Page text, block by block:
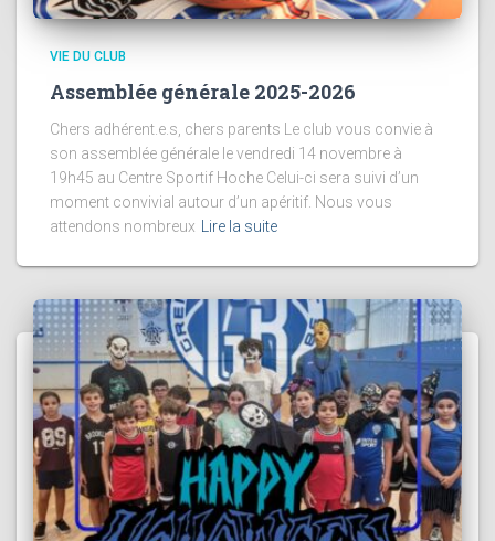
VIE DU CLUB
Assemblée générale 2025-2026
Chers adhérent.e.s, chers parents Le club vous convie à
son assemblée générale le vendredi 14 novembre à
19h45 au Centre Sportif Hoche Celui-ci sera suivi d’un
moment convivial autour d’un apéritif. Nous vous
attendons nombreux
Lire la suite